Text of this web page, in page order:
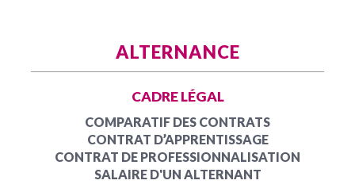
ALTERNANCE
CADRE LÉGAL
COMPARATIF DES CONTRATS
CONTRAT D’APPRENTISSAGE
CONTRAT DE PROFESSIONNALISATION
SALAIRE D'UN ALTERNANT